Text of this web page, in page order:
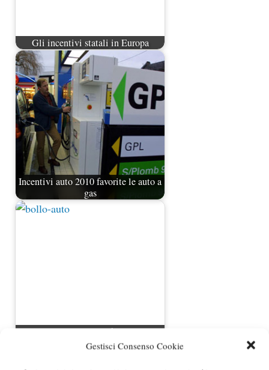
Gestisci Consenso Cookie
Gli incentivi statali in Europa
Incentivi auto 2010 favorite le auto a
gas
Mancato pagamento bollo auto
sanzioni